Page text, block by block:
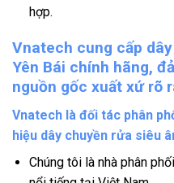
hợp.
Vnatech cung cấp
Yên Bái chính hãng,
nguồn gốc xuất xứ rõ
Vnatech là đối tác phân
hiệu dây chuyền rửa siêu
Chúng tôi là nhà phân